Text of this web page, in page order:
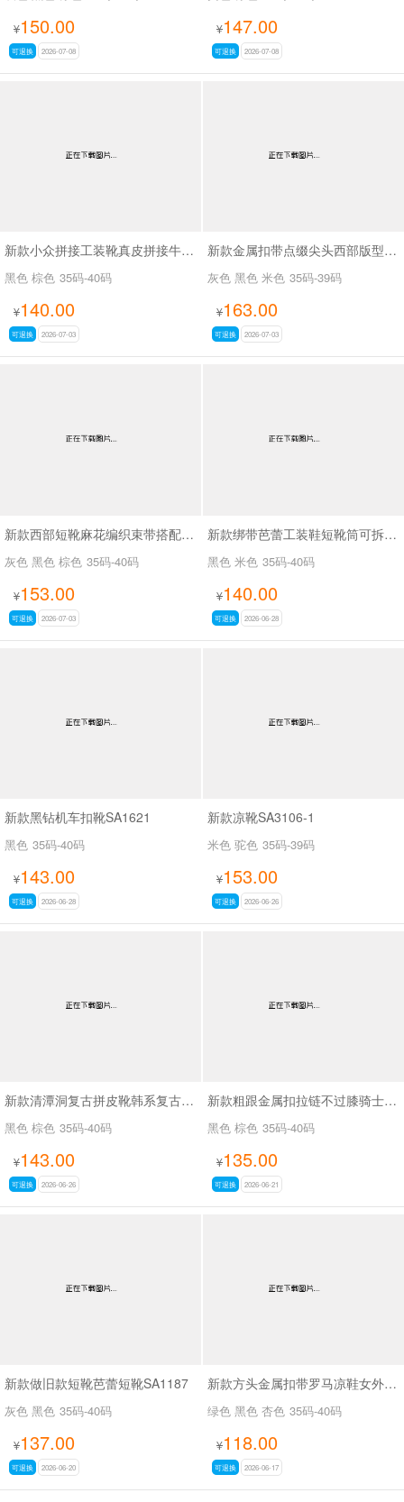
¥150.00
可退换 2026-07-08
¥147.00
可退换 2026-07-08
新款小众拼接工装靴真皮拼接牛仔布SA111
黑色 棕色 35码-40码
¥140.00
可退换 2026-07-03
新款金属扣带点缀尖头西部版型废土风尖头长靴SA8034
灰色 黑色 米色 35码-39码
¥163.00
可退换 2026-07-03
新款西部短靴麻花编织束带搭配金属扣SA8035
灰色 黑色 棕色 35码-40码
¥153.00
可退换 2026-07-03
新款绑带芭蕾工装鞋短靴筒可拆SA8031
黑色 米色 35码-40码
¥140.00
可退换 2026-06-28
新款黑钻机车扣靴SA1621
黑色 35码-40码
¥143.00
可退换 2026-06-28
新款凉靴SA3106-1
米色 驼色 35码-39码
¥153.00
可退换 2026-06-26
新款清潭洞复古拼皮靴韩系复古拼接骑士靴SA8033
黑色 棕色 35码-40码
¥143.00
可退换 2026-06-26
新款粗跟金属扣拉链不过膝骑士靴复古拼色西部牛仔靴SA709
黑色 棕色 35码-40码
¥135.00
可退换 2026-06-21
新款做旧款短靴芭蕾短靴SA1187
灰色 黑色 35码-40码
¥137.00
可退换 2026-06-20
新款方头金属扣带罗马凉鞋女外穿平底内增高凉鞋SA2652-1
绿色 黑色 杏色 35码-40码
¥118.00
可退换 2026-06-17